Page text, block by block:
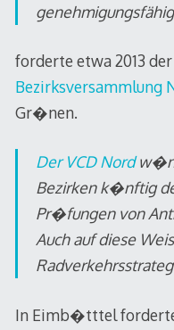
forderte etwa 2013 der
Bezirksversammlung
Gr�nen.
Der VCD Nord
Bezirken k�nftig
Pr�fungen von
Auch auf diese
In Eimb�tttel forderte